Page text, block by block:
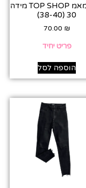
ג׳ינס מאמ TOP SHOP מידה
30 (38-40)
70.00 ₪
פריט יחיד
הוספה לסל